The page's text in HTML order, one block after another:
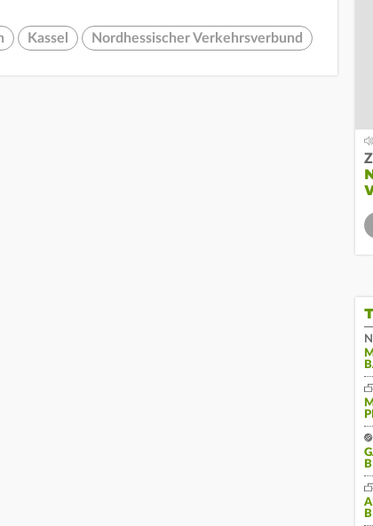
Kassel Nordhessischer Verkehrsverbund